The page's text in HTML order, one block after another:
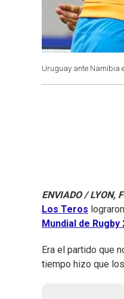
Uruguay ante Namibia
ENVIADO / LYON,
Los Teros
Mundial de Rugby
Era el partido que
tiempo hizo que